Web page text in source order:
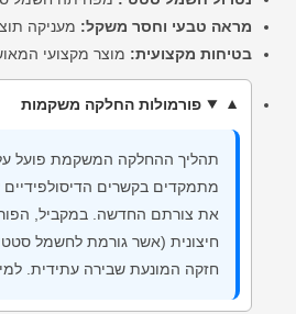
מראה טבעי וחסר משקל: מעניקה
בטיחות מקצועית: מוצר מקצועי
פורמולות החלקה משקמות
תהליך ההחלקה המשקמת פועל
מתמקדים בקשרים
את צורתם החדשה. במקביל,
חיצונית (אשר גורמת לחשמל
חזקה המונעת שבירה עתידית.